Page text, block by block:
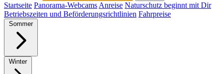
Startseite Panorama-Webcams Anreise Naturschutz beginnt mit Dir
Betriebszeiten und Beförderungsrichtlinien Fahrpreise
Sommer
Winter